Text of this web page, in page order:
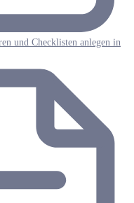
und Checklisten anlegen in